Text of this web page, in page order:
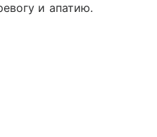
и апатию.